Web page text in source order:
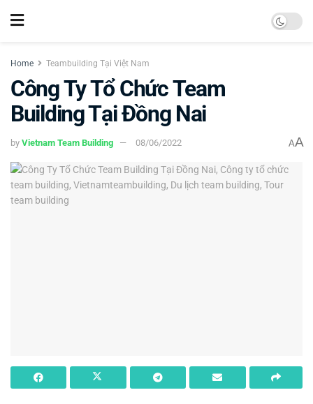
Home Teambuilding Tại Việt Nam
Công Ty Tổ Chức Team
Building Tại Đồng Nai
by Vietnam Team Building 08/06/2022 AA